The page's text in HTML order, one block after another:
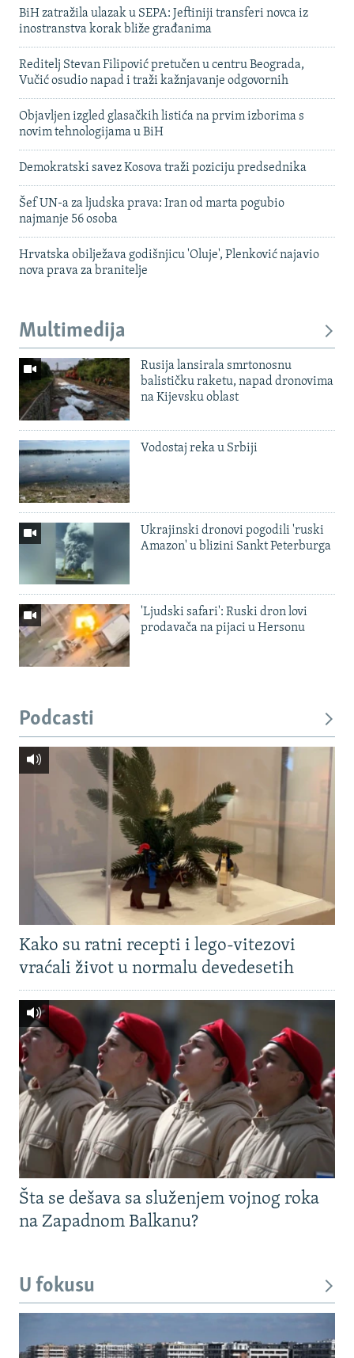
BiH zatražila ulazak u SEPA: Jeftiniji transferi novca iz
inostranstva korak bliže građanima
Reditelj Stevan Filipović pretučen u centru Beograda,
Vučić osudio napad i traži kažnjavanje odgovornih
Objavljen izgled glasačkih listića na prvim izborima s
novim tehnologijama u BiH
Demokratski savez Kosova traži poziciju predsednika
Šef UN-a za ljudska prava: Iran od marta pogubio
najmanje 56 osoba
Hrvatska obilježava godišnjicu 'Oluje', Plenković najavio
nova prava za branitelje
Multimedija
Rusija lansirala smrtonosnu
balističku raketu, napad dronovima
na Kijevsku oblast
Vodostaj reka u Srbiji
Ukrajinski dronovi pogodili 'ruski
Amazon' u blizini Sankt Peterburga
'Ljudski safari': Ruski dron lovi
prodavača na pijaci u Hersonu
Podcasti
Kako su ratni recepti i lego-vitezovi
vraćali život u normalu devedesetih
Šta se dešava sa služenjem vojnog roka
na Zapadnom Balkanu?
U fokusu